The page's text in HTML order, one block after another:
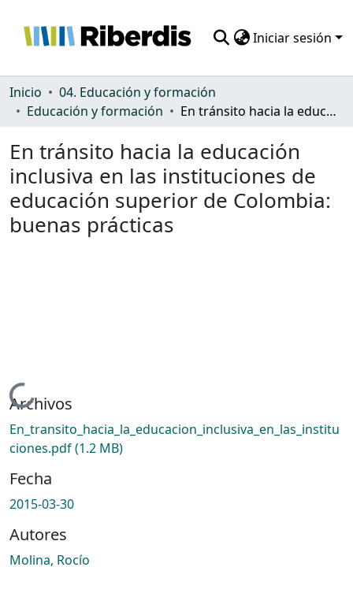
Iniciar sesión
Comunidades
Estadísticas
Inicio
04. Educación y formación
Educación y formación
En tránsito hacia la educación inclusiva en las instituciones de educación superior de Colombia: buenas prácticas
En tránsito hacia la educación
inclusiva en las instituciones de
educación superior de Colombia:
buenas prácticas
Cargando...
Archivos
En_transito_hacia_la_educacion_inclusiva_en_las_institu
ciones.pdf(1.2 MB)
Fecha
2015-03-30
Autores
Molina, Rocío